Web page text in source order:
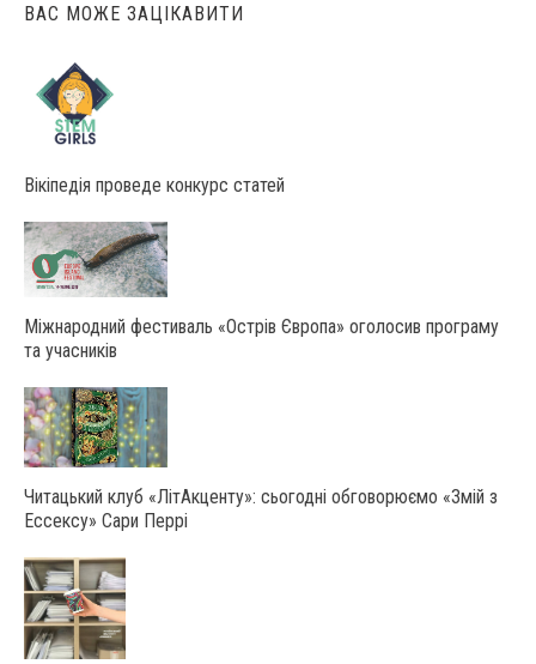
ВАС МОЖЕ ЗАЦІКАВИТИ
Вікіпедія проведе конкурс статей
Міжнародний фестиваль «Острів Європа» оголосив програму
та учасників
Читацький клуб «ЛітАкценту»: сьогодні обговорюємо «Змій з
Ессексу» Сари Перрі